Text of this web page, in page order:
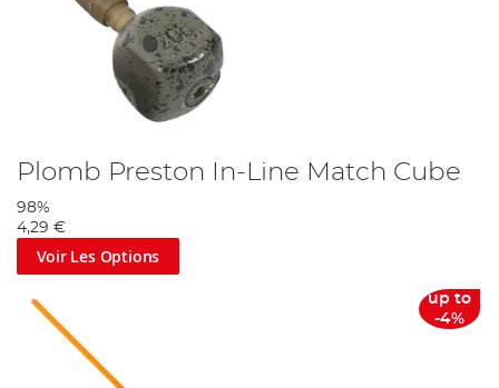
Plomb Preston In-Line Match Cube
98%
4,29 €
Voir Les Options
up to
-4%